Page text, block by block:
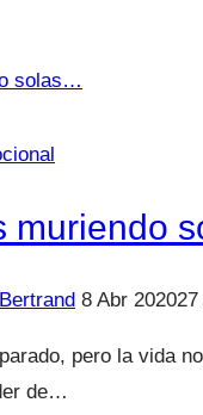
muriendo
8 Abr 202027
pero la vida
de…